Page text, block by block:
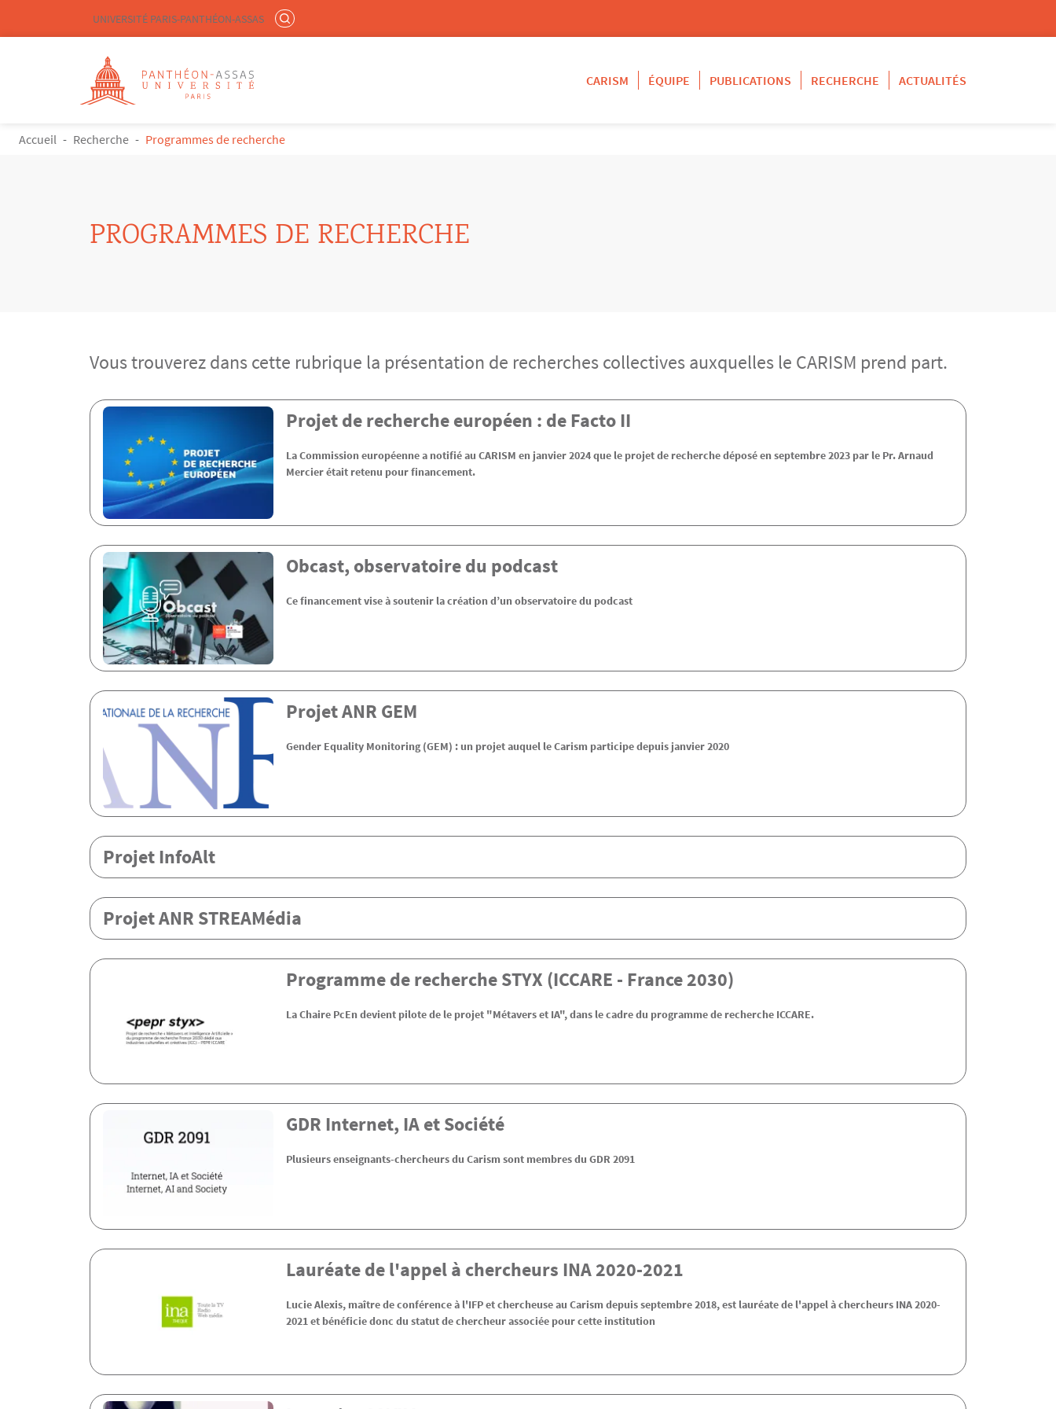
Aller au contenu principal
Menu liste site Custom EN
UNIVERSITÉ PARIS-PANTHÉON-ASSAS RECHERCHER
Logo
CARISM
ÉQUIPE PUBLICATIONS RECHERCHE ACTUALITÉS
FIL D'ARIANE
Accueil Recherche Programmes de recherche
PROGRAMMES DE RECHERCHE
Vous trouverez dans cette rubrique la présentation de recherches collectives auxquelles le CARISM prend part.
Projet de recherche européen : de Facto II
La Commission européenne a notifié au CARISM en janvier 2024 que le projet de recherche déposé en septembre 2023 par le Pr. Arnaud
Mercier était retenu pour financement.
Obcast, observatoire du podcast
Ce financement vise à soutenir la création d’un observatoire du podcast
Projet ANR GEM
Gender Equality Monitoring (GEM) : un projet auquel le Carism participe depuis janvier 2020
Projet InfoAlt
Projet ANR STREAMédia
Programme de recherche STYX (ICCARE - France 2030)
La Chaire PcEn devient pilote de le projet "Métavers et IA", dans le cadre du programme de recherche ICCARE.
GDR Internet, IA et Société
Plusieurs enseignants-chercheurs du Carism sont membres du GDR 2091
Lauréate de l'appel à chercheurs INA 2020-2021
Lucie Alexis, maître de conférence à l'IFP et chercheuse au Carism depuis septembre 2018, est lauréate de l'appel à chercheurs INA 2020-
2021 et bénéficie donc du statut de chercheur associée pour cette institution